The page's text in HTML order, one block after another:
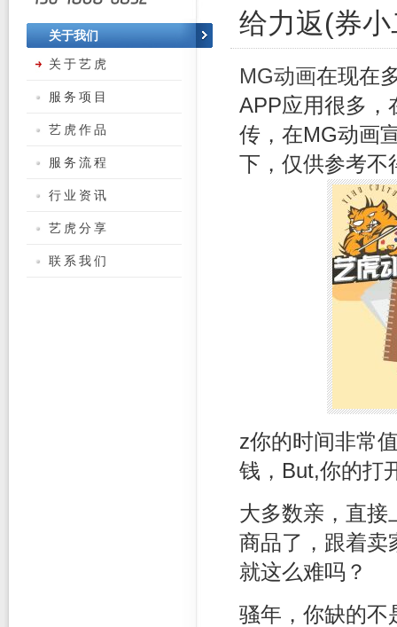
给力返(券
MG动画在现在
APP应用很多，
传，在MG动画
下，仅供参考不
z你的时间非常
钱，But,你的打
大多数亲，直接
商品了，跟着卖
就这么难吗？
骚年，你缺的不
关于我们
关于艺虎
服务项目
艺虎作品
服务流程
行业资讯
艺虎分享
联系我们